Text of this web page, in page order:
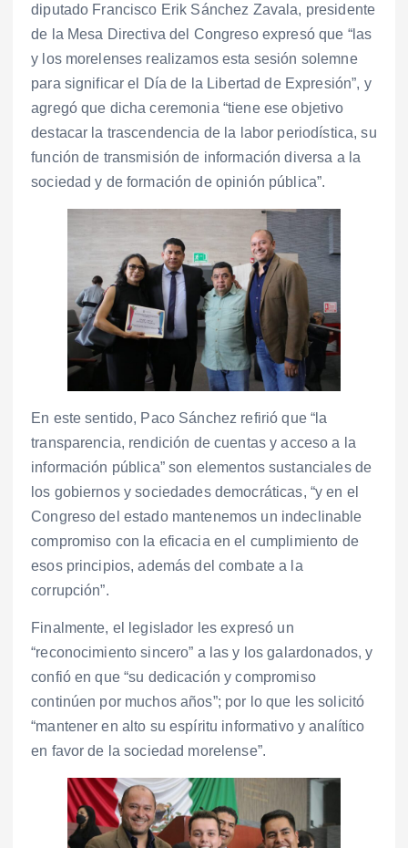
diputado Francisco Erik Sánchez Zavala, presidente
de la Mesa Directiva del Congreso expresó que “las
y los morelenses realizamos esta sesión solemne
para significar el Día de la Libertad de Expresión”, y
agregó que dicha ceremonia “tiene ese objetivo
destacar la trascendencia de la labor periodística, su
función de transmisión de información diversa a la
sociedad y de formación de opinión pública”.
En este sentido, Paco Sánchez refirió que “la
transparencia, rendición de cuentas y acceso a la
información pública” son elementos sustanciales de
los gobiernos y sociedades democráticas, “y en el
Congreso del estado mantenemos un indeclinable
compromiso con la eficacia en el cumplimiento de
esos principios, además del combate a la
corrupción”.
Finalmente, el legislador les expresó un
“reconocimiento sincero” a las y los galardonados, y
confió en que “su dedicación y compromiso
continúen por muchos años”; por lo que les solicitó
“mantener en alto su espíritu informativo y analítico
en favor de la sociedad morelense”.